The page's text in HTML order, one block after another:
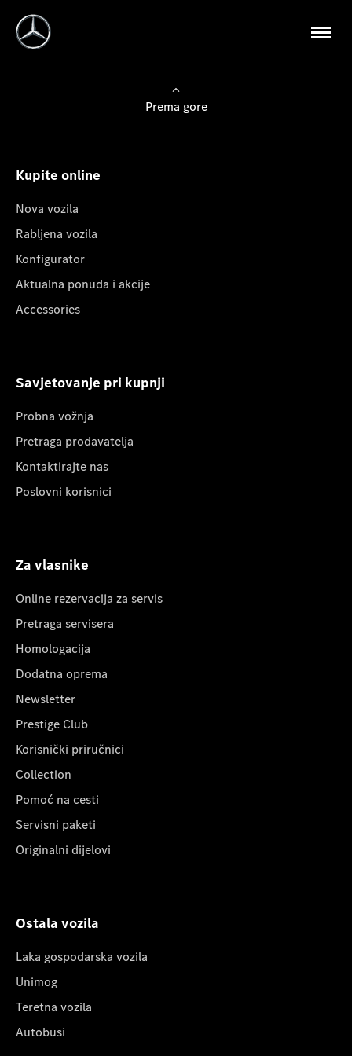
Prema gore
Kupite online
Nova vozila
Rabljena vozila
Konfigurator
Aktualna ponuda i akcije
Accessories
Savjetovanje pri kupnji
Probna vožnja
Pretraga prodavatelja
Kontaktirajte nas
Poslovni korisnici
Za vlasnike
Online rezervacija za servis
Pretraga servisera
Homologacija
Dodatna oprema
Newsletter
Prestige Club
Korisnički priručnici
Collection
Pomoć na cesti
Servisni paketi
Originalni dijelovi
Ostala vozila
Laka gospodarska vozila
Unimog
Teretna vozila
Autobusi